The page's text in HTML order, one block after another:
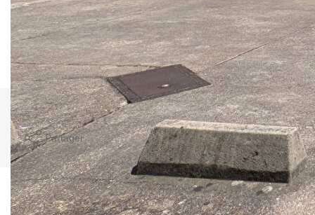
** €207 000 honoraires inclus|€197 143 hors honoraires| Honoraires : 5.00%
TTC à la charge de l'acquéreur
Nos honoraires Nous contacter
Imprimer
Partager
Caractéristiques détaillées